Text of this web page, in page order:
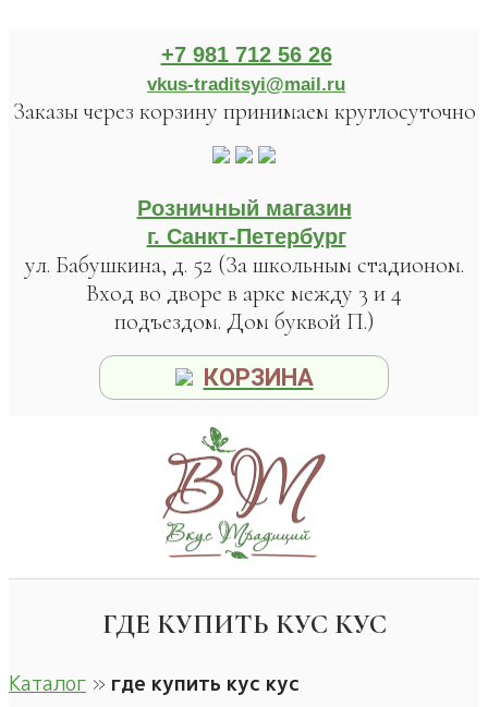
+7 981 712 56 26
vkus-traditsyi@mail.ru
Заказы через корзину принимаем круглосуточно
Розничный магазин
г. Санкт-Петербург
ул. Бабушкина, д. 52 (За школьным стадионом.
Вход во дворе в арке между 3 и 4
подъездом. Дом буквой П.)
КОРЗИНА
ГДЕ КУПИТЬ КУС КУС
Каталог » где купить кус кус